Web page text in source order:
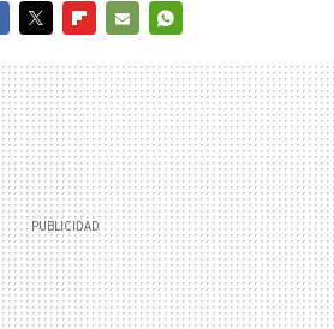
MAIL